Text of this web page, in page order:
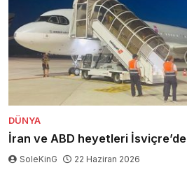
DÜNYA
İran ve ABD heyetleri İsviçre’de
SoleKinG 22 Haziran 2026